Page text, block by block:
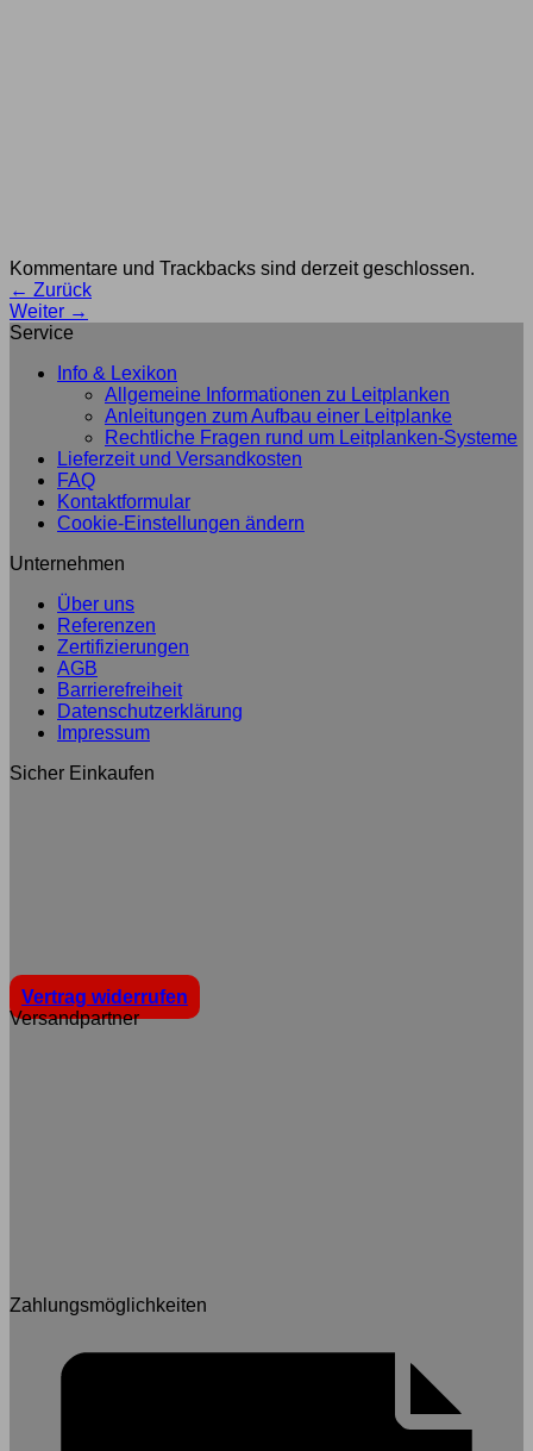
Kommentare und Trackbacks sind derzeit geschlossen.
← Zurück
Weiter →
Service
Info & Lexikon
Allgemeine Informationen zu Leitplanken
Anleitungen zum Aufbau einer Leitplanke
Rechtliche Fragen rund um Leitplanken-Systeme
Lieferzeit und Versandkosten
FAQ
Kontaktformular
Cookie-Einstellungen ändern
Unternehmen
Über uns
Referenzen
Zertifizierungen
AGB
Barrierefreiheit
Datenschutzerklärung
Impressum
Sicher Einkaufen
Vertrag widerrufen
Versandpartner
Zahlungsmöglichkeiten